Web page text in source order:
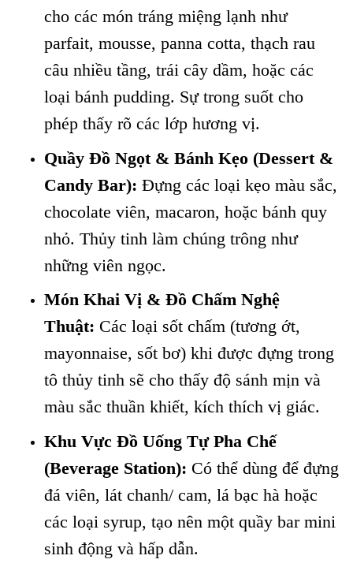
cho các món tráng miệng lạnh như
parfait, mousse, panna cotta, thạch rau
câu nhiều tầng, trái cây dầm, hoặc các
loại bánh pudding. Sự trong suốt cho
phép thấy rõ các lớp hương vị.
Quầy Đồ Ngọt & Bánh Kẹo (Dessert &
Candy Bar): Đựng các loại kẹo màu sắc,
chocolate viên, macaron, hoặc bánh quy
nhỏ. Thủy tinh làm chúng trông như
những viên ngọc.
Món Khai Vị & Đồ Chấm Nghệ
Thuật: Các loại sốt chấm (tương ớt,
mayonnaise, sốt bơ) khi được đựng trong
tô thủy tinh sẽ cho thấy độ sánh mịn và
màu sắc thuần khiết, kích thích vị giác.
Khu Vực Đồ Uống Tự Pha Chế
(Beverage Station): Có thể dùng để đựng
đá viên, lát chanh/ cam, lá bạc hà hoặc
các loại syrup, tạo nên một quầy bar mini
sinh động và hấp dẫn.